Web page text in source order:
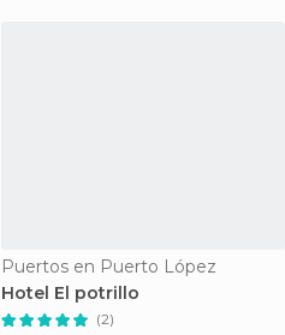
Puertos en Puerto López
Hotel El potrillo
(2)